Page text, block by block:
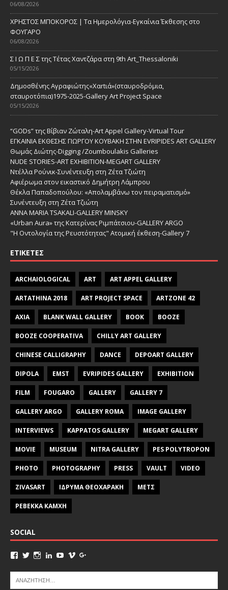
06/08/2026
ΧΡΗΣΤΟΣ ΜΠΟΚΟΡΟΣ | Τα Ημερολόγια-Εγκαίνια Έκθεσης στο
ΦΟΥΓΑΡΟ
06/08/2026
Σ Ι Ω Π Ε Σ της Τέτας Χαντζάρα στη 9th Art_Thessaloniki
05/15/2026
Δημοσθένης Αγραφιώτης«Xαrtιά»(σταυροδρόμια,
σταυροτόπια)1975-2025-Gallery Art Project Space
05/15/2026
“GODs” της Βίβιαν Ζώταλη-Art Appel Gallery-Virtual Tour
ΕΓΚΑΙΝΙΑ ΕΚΘΕΣΗΣ ΓΙΩΡΓΟΥ ΚΟΥΒΑΚΗ ΣΤΗΝ EVRIPIDES ART GALLERY
Θωμάς Διώτης-Digging /Zoumboulakis Galleries
NUDE STORIES-ΑRT EXHIBITION-MEGART GALLERY
Ντέλλα Ρούνικ-Συνέντευξη στη Ζέτα Τζιώτη
Αφιέρωμα στον εικαστικό Δημήτρη Λάμπρου
Θέκλα Παπαδοπούλου: «Απολαμβάνω τον πειραματισμό»
Συνέντευξη στη Ζέτα Τζιώτη
ANNA MARIA TSAKALI-GALLERY MINSKY
«Urban Aura» της Κατερίνας Ριμπάτσιου-GALLERY ARGO
"Η Οντολογία της Ρευστότητας" Ατομική έκθεση-Gallery 7
ΕΤΙΚΈΤΕΣ
ARCHAIOLOGICAL ART ART APPEL GALLERY
ARTATHINA 2018 ART PROJECT SPACE ARTZONE 42
AXIA BLANK WALL GALLERY BOOK BOOZE
BOOZE COOPERATIVA CHILLY ART GALLERY
CHINESE CALLIGRAPHY DANCE DEPOART GALLERY
DIPOLA EMST EVRIPIDES GALLERY EXHIBITION
FILM FOUGARO GALLERY GALLERY 7
GALLERY ARGO GALLERY ROMA IMAGE GALLERY
INTERVIEWS KAPPATOS GALLERY MEGART GALLERY
MOVIE MUSEUM NITRA GALLERY PES POLYTROPON
PHOTO PHOTOGRAPHY PRESS VAULT VIDEO
ZIVASART ΙΔΡΥΜΑ ΘΕΟΧΑΡΑΚΗ ΜΕΤΣ
ΡΕΒΕΚΚΑ ΚΑΜΧΗ
SOCIAL